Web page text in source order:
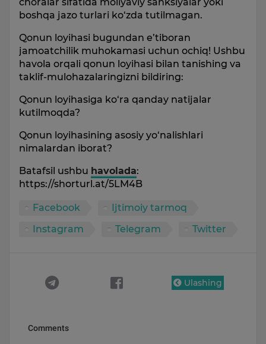
boshqa jazo turlari ko‘zda tutilmagan.
Qonun loyihasi bugundan e’tiboran
jamoatchilik muhokamasi uchun ochiq! Ushbu
havola orqali qonun loyihasi bilan tanishing va
taklif-mulohazalaringizni bildiring:
Qonun loyihasiga ko‘ra qanday natijalar
kutilmoqda?
Qonun loyihasining asosiy yo‘nalishlari
nimalardan iborat?
Batafsil ushbu havolada:
https://shorturl.at/5LM4B
Facebook
Ijtimoiy tarmoq
Instagram
Telegram Twitter
Ulashing